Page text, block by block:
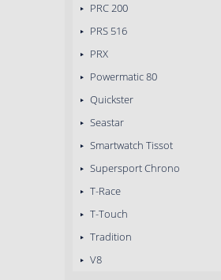
PRC 200
PRS 516
PRX
Powermatic 80
Quickster
Seastar
Smartwatch Tissot
Supersport Chrono
T-Race
T-Touch
Tradition
V8